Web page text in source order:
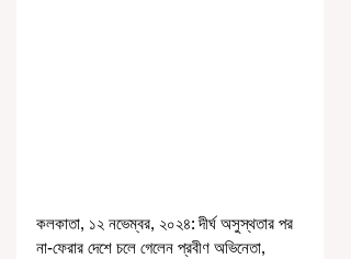
কলকাতা, ১২ নভেম্বর, ২০২৪: দীর্ঘ অসুস্থতার পর
না-ফেরার দেশে চলে গেলেন প্রবীণ অভিনেতা,